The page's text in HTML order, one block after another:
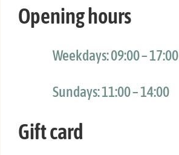
Opening hours
Weekdays: 09:00 – 17:00
Sundays: 11:00 – 14:00
Gift card